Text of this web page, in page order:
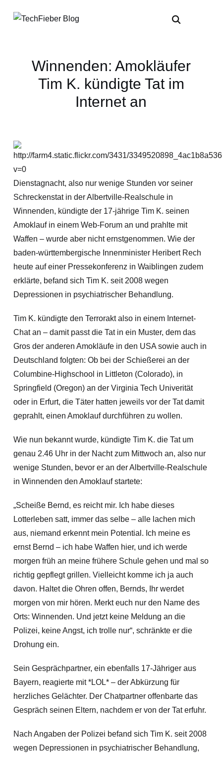
Winnenden: Amokläufer
Tim K. kündigte Tat im
Internet an
Dienstagnacht, also nur wenige Stunden vor seiner
Schreckenstat in der Albertville-Realschule in
Winnenden, kündigte der 17-jährige Tim K. seinen
Amoklauf in einem Web-Forum an und prahlte mit
Waffen – wurde aber nicht ernstgenommen. Wie der
baden-württembergische Innenminister Heribert Rech
heute auf einer Pressekonferenz in Waiblingen zudem
erklärte, befand sich Tim K. seit 2008 wegen
Depressionen in psychiatrischer Behandlung.
Tim K. kündigte den Terrorakt also in einem Internet-
Chat an – damit passt die Tat in ein Muster, dem das
Gros der anderen Amokläufe in den USA sowie auch in
Deutschland folgten: Ob bei der Schießerei an der
Columbine-Highschool in Littleton (Colorado), in
Springfield (Oregon) an der Virginia Tech Univerität
oder in Erfurt, die Täter hatten jeweils vor der Tat damit
geprahlt, einen Amoklauf durchführen zu wollen.
Wie nun bekannt wurde, kündigte Tim K. die Tat um
genau 2.46 Uhr in der Nacht zum Mittwoch an, also nur
wenige Stunden, bevor er an der Albertville-Realschule
in Winnenden den Amoklauf startete:
„Scheiße Bernd, es reicht mir. Ich habe dieses
Lotterleben satt, immer das selbe – alle lachen mich
aus, niemand erkennt mein Potential. Ich meine es
ernst Bernd – ich habe Waffen hier, und ich werde
morgen früh an meine frühere Schule gehen und mal so
richtig gepflegt grillen. Vielleicht komme ich ja auch
davon. Haltet die Ohren offen, Bernds, Ihr werdet
morgen von mir hören. Merkt euch nur den Name des
Orts: Winnenden. Und jetzt keine Meldung an die
Polizei, keine Angst, ich trolle nur“, schränkte er die
Drohung ein.
Sein Gesprächpartner, ein ebenfalls 17-Jähriger aus
Bayern, reagierte mit *LOL* – der Abkürzung für
herzliches Gelächter. Der Chatpartner offenbarte das
Gespräch seinen Eltern, nachdem er von der Tat erfuhr.
Nach Angaben der Polizei befand sich Tim K. seit 2008
wegen Depressionen in psychiatrischer Behandlung,